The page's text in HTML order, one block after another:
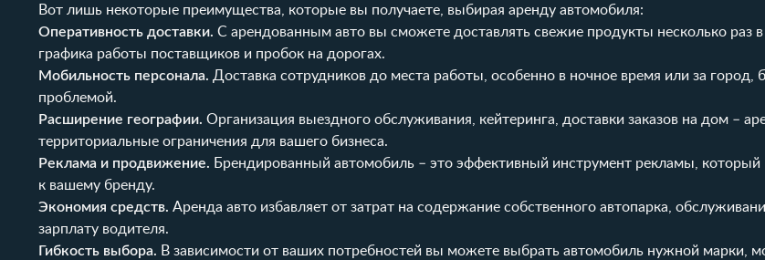
Вот лишь некоторые преимущества, которые вы получаете, выбирая аренду автомобиля:
Оперативность доставки. С арендованным авто вы сможете доставлять свежие продукты несколько раз в
графика работы поставщиков и пробок на дорогах.
Мобильность персонала. Доставка сотрудников до места работы, особенно в ночное время или за город,
проблемой.
Расширение географии. Организация выездного обслуживания, кейтеринга, доставки заказов на дом –
территориальные ограничения для вашего бизнеса.
Реклама и продвижение. Брендированный автомобиль – это эффективный инструмент рекламы, который
к вашему бренду.
Экономия средств. Аренда авто избавляет от затрат на содержание собственного автопарка,
зарплату водителя.
Гибкость выбора. В зависимости от ваших потребностей вы можете выбрать автомобиль нужной марки,